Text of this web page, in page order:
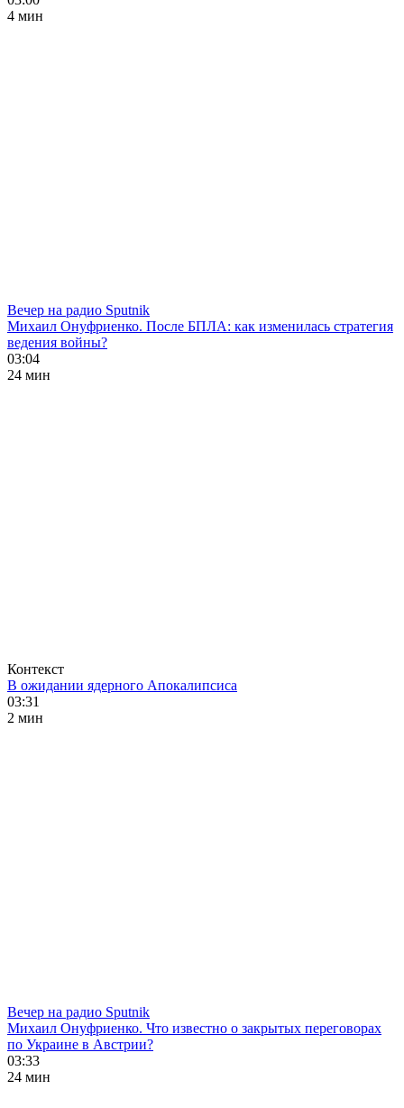
4 мин
Вечер на радио Sputnik
Михаил Онуфриенко. После БПЛА: как изменилась стратегия
ведения войны?
03:04
24 мин
Контекст
В ожидании ядерного Апокалипсиса
03:31
2 мин
Вечер на радио Sputnik
Михаил Онуфриенко. Что известно о закрытых переговорах
по Украине в Австрии?
03:33
24 мин